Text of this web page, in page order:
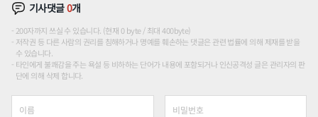
기사댓글0개
200자까지 쓰실 수 있습니다. (현재 0 byte / 최대 400byte)
저작권 등 다른 사람의 권리를 침해하거나 명예를 훼손하는 댓글은 관련 법률에 의해 제재를 받을
수 있습니다.
타인에게 불쾌감을 주는 욕설 등 비하하는 단어가 내용에 포함되거나 인신공격성 글은 관리자의 판
단에 의해 삭제 합니다.